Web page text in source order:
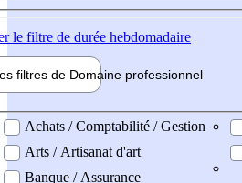
le filtre de durée hebdomadaire
filtres de Domaine professionnel
professionel
Achats / Comptabilité / Gestion
Arts / Artisanat d'art
Banque / Assurance